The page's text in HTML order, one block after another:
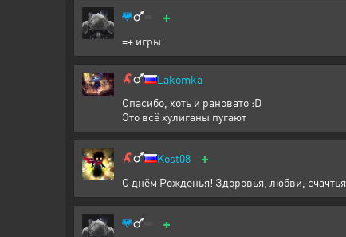
+
=+ игры
Lakomka
Спасибо, хоть и рановато :D
Это всё хулиганы пугают
Kost08 +
С днём Рожденья! Здоровья, любви, счачтья
+